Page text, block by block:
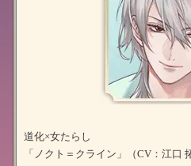
道化×女たらし
「ノクト＝クライン」（CV：江口